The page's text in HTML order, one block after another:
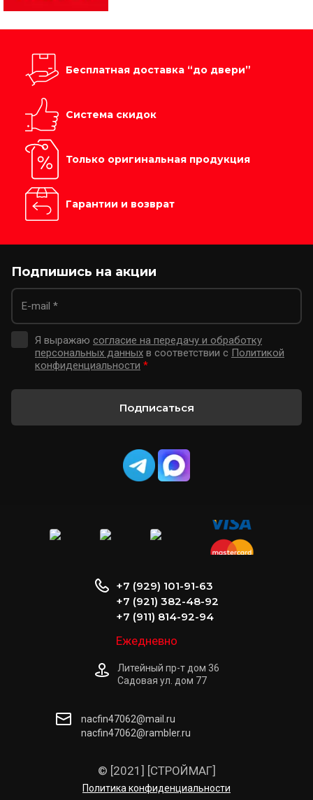
Бесплатная доставка “до двери”
Система скидок
Только оригинальная продукция
Гарантии и возврат
Подпишись на акции
Я выражаю согласие на передачу и обработку
персональных данных в соответствии с Политикой
конфиденциальности *
Подписаться
© [2021] [СТРОЙМАГ]
Политика конфиденциальности
+7 (929) 101-91-63
+7 (921) 382-48-92
+7 (911) 814-92-94
Ежедневно
Литейный пр-т дом 36
Садовая ул. дом 77
nacfin47062@mail.ru
nacfin47062@rambler.ru